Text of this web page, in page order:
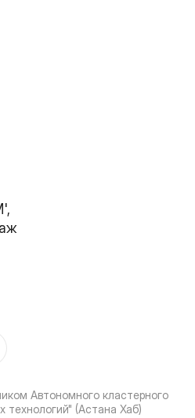
Автономного кластерного
технологий" (Астана Хаб)